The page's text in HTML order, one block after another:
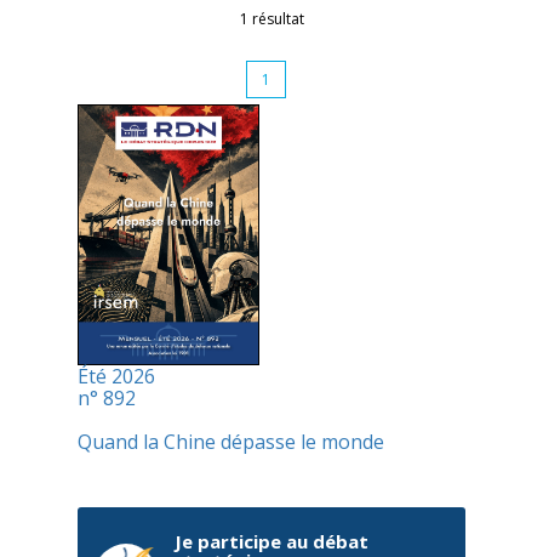
1 résultat
1
Été 2026
n° 892
Quand la Chine dépasse le monde
Je participe au débat